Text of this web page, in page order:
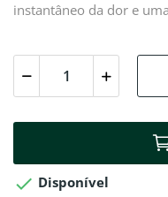
instantâneo da dor e
 Disponível